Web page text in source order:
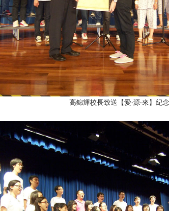
高錦輝校長致送【愛‧源‧來】紀